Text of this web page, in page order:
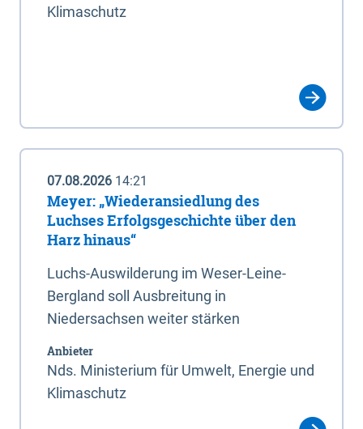
Klimaschutz
07.08.2026 14:21
Meyer: „Wiederansiedlung des
Luchses Erfolgsgeschichte über den
Harz hinaus“
Luchs-Auswilderung im Weser-Leine-
Bergland soll Ausbreitung in
Niedersachsen weiter stärken
Anbieter
Nds. Ministerium für Umwelt, Energie und
Klimaschutz